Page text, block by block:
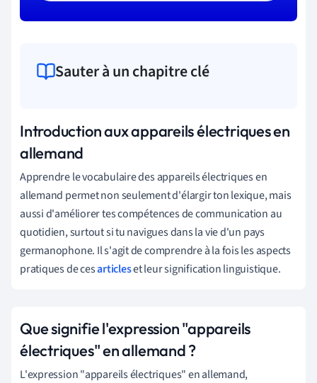
Sauter à un chapitre clé
Introduction aux appareils électriques en
allemand
Apprendre le vocabulaire des appareils électriques en
allemand permet non seulement d'élargir ton lexique, mais
aussi d'améliorer tes compétences de communication au
quotidien, surtout si tu navigues dans la vie d'un pays
germanophone. Il s'agit de comprendre à la fois les aspects
pratiques de cesarticleset leur signification linguistique.
Que signifie l'expression "appareils
électriques" en allemand ?
L'expression "appareils électriques" en allemand,